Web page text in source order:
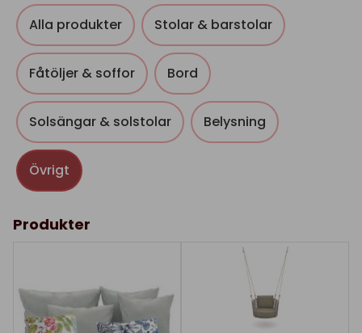
Alla produkter Stolar & barstolar
Fåtöljer & soffor Bord
Solsängar & solstolar Belysning
Övrigt
Produkter